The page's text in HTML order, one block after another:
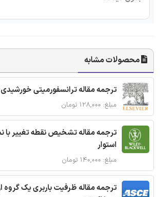
محصولات مشابه
ترجمه مقاله ترانسفورمیتی
مبلغ: ۱۲۸,۰۰۰ تومان
ترجمه مقاله تشخیص نقطه تغییر با
استوار
مبلغ: ۱۴۰,۰۰۰ تومان
ترجمه مقاله ظرفیت باربری یک